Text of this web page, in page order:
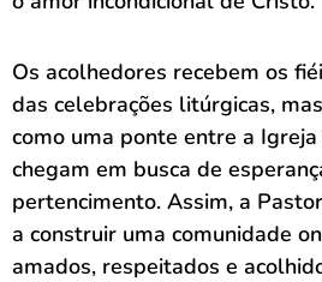
Os acolhedores recebem os
das celebrações litúrgicas,
como uma ponte entre a
chegam em busca de
pertencimento. Assim, a
a construir uma comunidade
amados, respeitados e